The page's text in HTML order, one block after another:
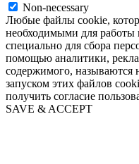
Non-necessary
Любые файлы cookie,
необходимыми для работы
специально для сбора
помощью аналитики,
содержимого,
запуском этих файлов
получить согласие
SAVE & ACCEPT